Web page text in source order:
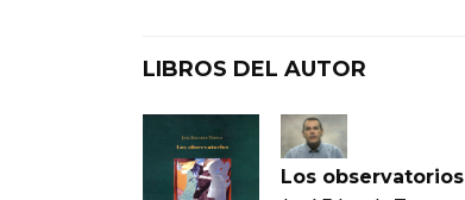
LIBROS DEL AUTOR
Los observatorios